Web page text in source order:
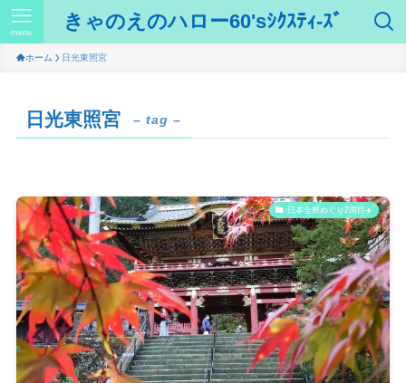
きゃのえのハロー60'sｼｸｽﾃｨ-ｽﾞ
menu
ホーム 日光東照宮
日光東照宮 – tag –
日本全県めぐり2周目✈️